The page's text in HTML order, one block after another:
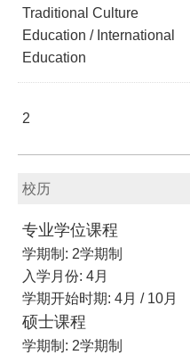
Traditional Culture
Education / International
Education
2
校历
专业学位课程
学期制: 2学期制
入学月份: 4月
学期开始时期: 4月 / 10月
硕士课程
学期制: 2学期制